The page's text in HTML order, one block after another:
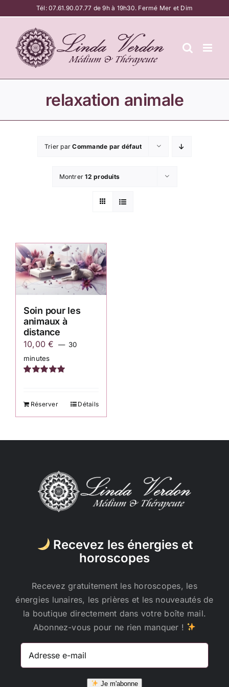
au
contenu
Tél:07.61.90.07.77 de 9h à 19h30. Fermé Mer et Dim
relaxation animale
Trier parCommande par défaut
Montrer12 produits
Soin pour les
animaux à
distance
10,00€
30
minutes
Réserver Détails
Recevez les énergies et
horoscopes
Recevez gratuitement les horoscopes, les
énergies lunaires, les prières et les nouveautés de
la boutique directement dans votre boîte mail.
Abonnez-vous pour ne rien manquer !
Adresse
Je m'abonne